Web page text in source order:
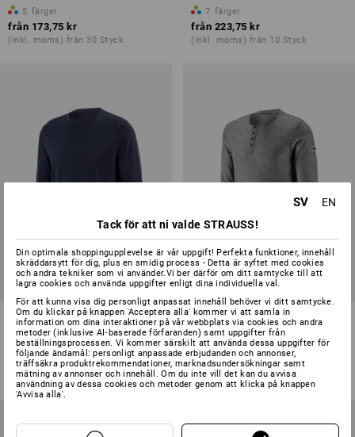
5 färger
från 173,75 kr
(inkl. moms) från 30 Styck
7 färger
från 223,75 kr
(inkl. moms) från 10 Styck
e.s. Longsleeve cotton
9 färger
från 118,75 kr
(inkl. moms) från 30 Styck
Longsleeve e.s.vintage
5 färger
från 223,75 kr
(inkl. moms) från 10 Styck
SV
EN
Tack för att ni valde STRAUSS!
Din optimala shoppingupplevelse är vår uppgift! Perfekta funktioner, innehåll
skräddarsytt för dig, plus en smidig process - Detta är syftet med cookies
och andra tekniker som vi använder.Vi ber därför om ditt samtycke till att
lagra cookies och använda uppgifter enligt dina individuella val.
För att kunna visa dig personligt anpassat innehåll behöver vi ditt samtycke.
Om du klickar på knappen 'Acceptera alla' kommer vi att samla in
information om dina interaktioner på vår webbplats via cookies och andra
metoder (inklusive AI‑baserade förfaranden) samt uppgifter från
beställningsprocessen. Vi kommer särskilt att använda dessa uppgifter för
följande ändamål: personligt anpassade erbjudanden och annonser,
träffsäkra produktrekommendationer, marknadsundersökningar samt
mätning av annonser och innehåll. Om du inte vill det kan du avvisa
användning av dessa cookies och metoder genom att klicka på knappen
'Avvisa alla'.